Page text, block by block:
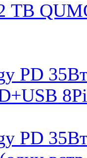
ТB
PD
PD